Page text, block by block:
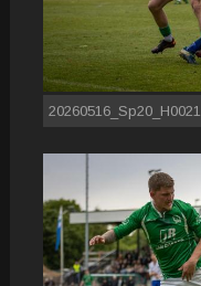
20260516_Sp20_H0021